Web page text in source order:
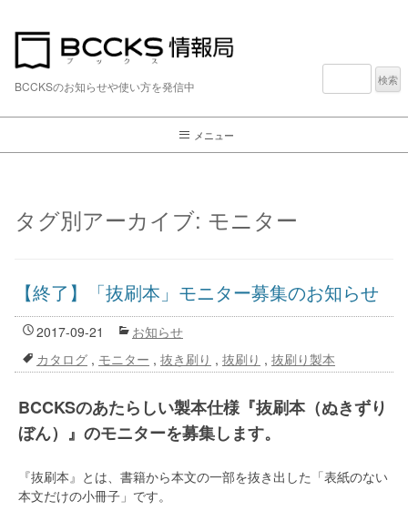
BCCKSのお知らせや使い方を発信中
検
メニュー
タグ別アーカイブ: モニター
【終了】「抜刷本」モニター募集のお知らせ
2017-09-21
お知らせ
カタログ , モニター , 抜き刷り , 抜刷り , 抜刷り製本
BCCKSのあたらしい製本仕様『抜刷本（ぬきずり
ぼん）』のモニターを募集します。
『抜刷本』とは、書籍から本文の一部を抜き出した「表紙のない
本文だけの小冊子」です。